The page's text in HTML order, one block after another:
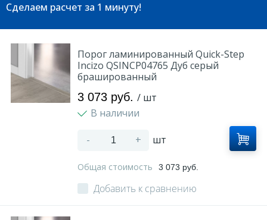
Сделаем расчет за 1 минуту!
Порог ламинированный Quick-Step
Incizo QSINCP04765 Дуб серый
брашированный
3 073 руб. / шт
В наличии
- + шт
Общая стоимость 3 073 руб.
Добавить к сравнению